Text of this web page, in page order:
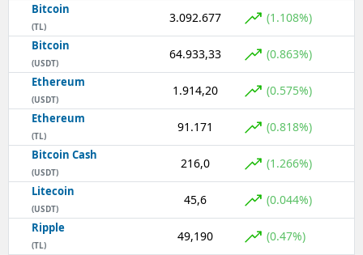
Bitcoin
(TL)
3.092.677 (1.108%)
Bitcoin
(USDT)
64.933,33 (0.863%)
Ethereum
(USDT)
1.914,20 (0.575%)
Ethereum
(TL)
91.171 (0.818%)
Bitcoin Cash
(USDT)
216,0 (1.266%)
Litecoin
(USDT)
45,6 (0.044%)
Ripple
(TL)
49,190 (0.47%)